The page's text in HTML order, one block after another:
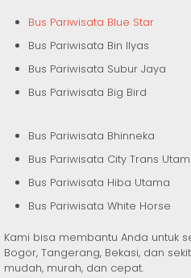
Bus Pariwisata Blue Star
Bus Pariwisata Bin Ilyas
Bus Pariwisata Subur Jaya
Bus Pariwisata Big Bird
Bus Pariwisata Bhinneka
Bus Pariwisata City Trans
Bus Pariwisata Hiba Utama
Bus Pariwisata White Horse
Kami bisa membantu Anda untuk
Bogor, Tangerang, Bekasi, dan
mudah, murah, dan cepat.